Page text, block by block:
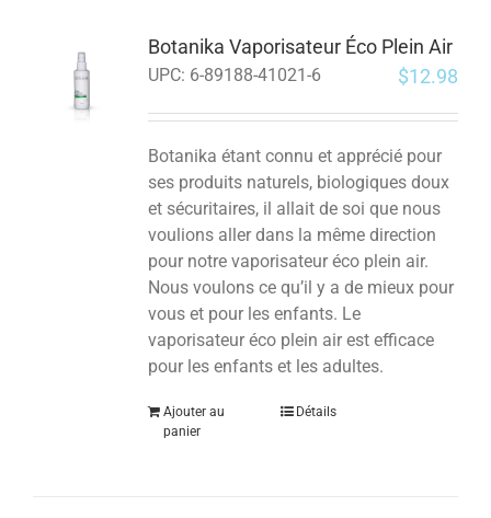
Botanika Vaporisateur Éco Plein Air
UPC: 6-89188-41021-6 $12.98
Botanika étant connu et apprécié pour
ses produits naturels, biologiques doux
et sécuritaires, il allait de soi que nous
voulions aller dans la même direction
pour notre vaporisateur éco plein air.
Nous voulons ce qu’il y a de mieux pour
vous et pour les enfants. Le
vaporisateur éco plein air est efficace
pour les enfants et les adultes.
Ajouter au
panier
Détails